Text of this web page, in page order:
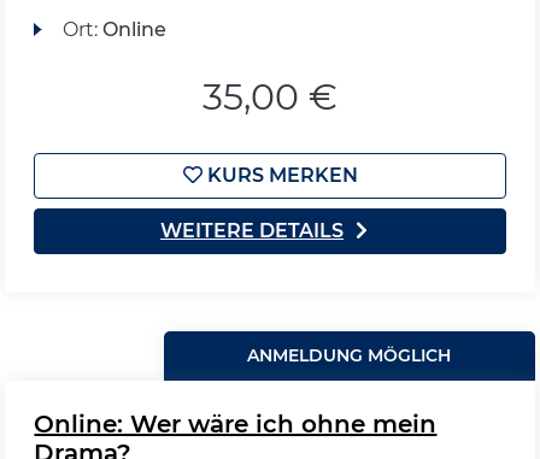
Ort: Online
35,00 €
KURS MERKEN
WEITERE DETAILS
ANMELDUNG MÖGLICH
Online: Wer wäre ich ohne mein
Drama?